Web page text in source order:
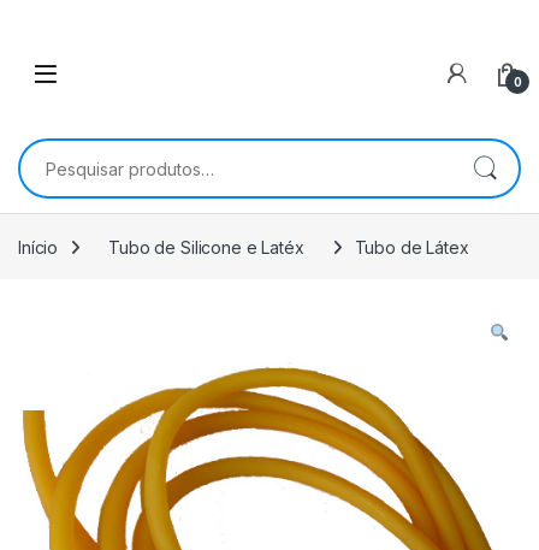
0
Pesquisar por:
Início Tubo de Silicone e Latéx Tubo de Látex